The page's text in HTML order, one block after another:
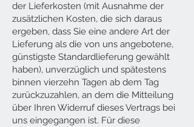
der Lieferkosten (mit Ausnahme der
zusätzlichen Kosten, die sich daraus
ergeben, dass Sie eine andere Art der
Lieferung als die von uns angebotene,
günstigste Standardlieferung gewählt
haben), unverzüglich und spätestens
binnen vierzehn Tagen ab dem Tag
zurückzuzahlen, an dem die Mitteilung
über Ihren Widerruf dieses Vertrags bei
uns eingegangen ist. Für diese